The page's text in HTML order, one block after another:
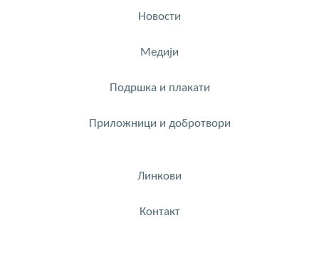
Новости
Медији
Подршка и плакати
Приложници и добротвори
Линкови
Контакт